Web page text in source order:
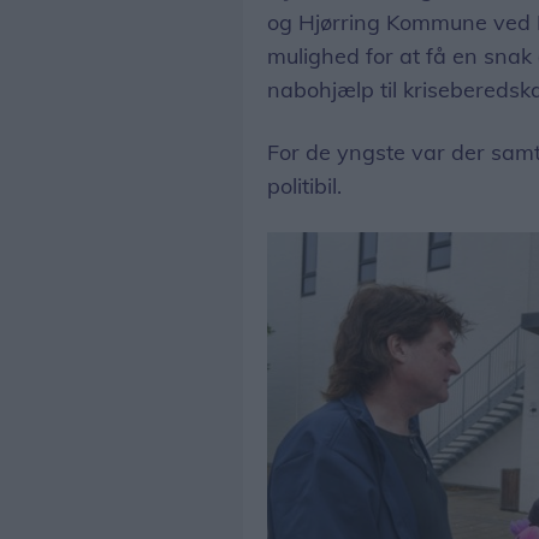
og Hjørring Kommune
mulighed for at få en
nabohjælp til
For de yngste var der
politibil.